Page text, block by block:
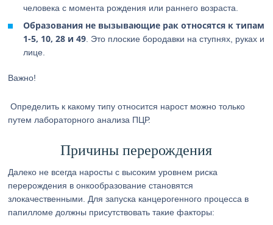
человека с момента рождения или раннего возраста.
Образования не вызывающие рак относятся к типам
1-5, 10, 28 и 49 . Это плоские бородавки на ступнях, руках и
лице.
Важно!
Определить к какому типу относится нарост можно только
путем лабораторного анализа ПЦР.
Причины перерождения
Далеко не всегда наросты с высоким уровнем риска
перерождения в онкообразование становятся
злокачественными. Для запуска канцерогенного процесса в
папилломе должны присутствовать такие факторы: